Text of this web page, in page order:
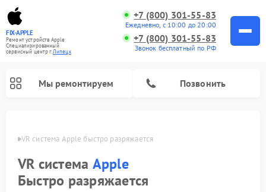
FIX-APPLE
Ремонт устройств Apple
Специализированный
cервисный центр г.Липецк
+7 (800) 301-55-83
Ежедневно, с 10:00 до 20:00
+7 (800) 301-55-83
Звонок бесплатный по РФ
Мы ремонтируем Позвонить
VR система Apple быстро разряжается
VR система Apple
Быстро разряжается